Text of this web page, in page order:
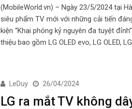
(MobileWorld.vn) – Ngày 23/5/2024 tại
siêu phẩm TV mới với những cải tiến
kiện “Khai phóng kỷ nguyên đa tuyệt
thiệu bao gồm LG OLED evo, LG OLED,
LeDuy 26/04/2024
LG ra mắt TV không